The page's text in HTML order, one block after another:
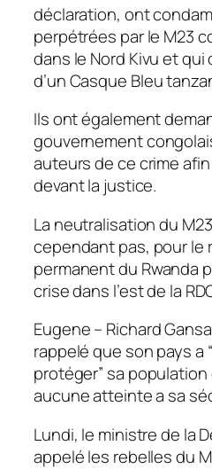
déclaration, ont
perpétrées par le M23
dans le Nord Kivu et
d’un Casque Bleu
Ils ont également
gouvernement
auteurs de ce crime
devant la justice.
La neutralisation du
cependant pas, pour le
permanent du Rwanda
crise dans l’est de la
Eugene – Richard
rappelé que son pays a
protéger” sa population
aucune atteinte a sa
Lundi, le ministre de la
appelé les rebelles du